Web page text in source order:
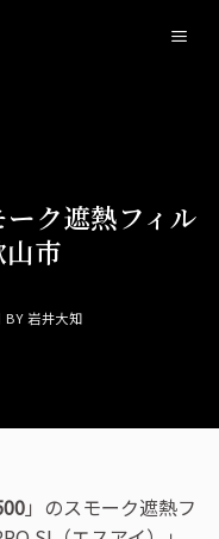
ーク遮熱フィル
市
BY岩井大知
」のスモーク遮熱フ